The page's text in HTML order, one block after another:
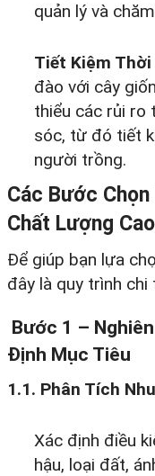
quản lý và
Tiết Kiệm Thời
đào với cây
thiểu các rủi ro
sóc, từ đó tiết
người trồng.
Các Bước
Chất Lượng Cao
Để giúp bạn lựa
đây là quy trình
Bước 1 –
Định Mục Tiêu
1.1. Phân Tích
Xác định điều
hậu, loại đất,